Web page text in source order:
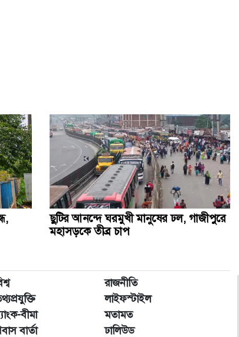
ছুটির আনন্দে ঘরমুখী মানুষের ঢল, গাজীপুরে
মহাসড়কে তীব্র চাপ
রাজনীতি
লাইফস্টাইল
বীমা
মতামত
বার্তা ঢালিউড